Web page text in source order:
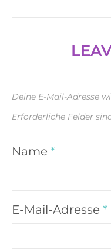
Deine E-Mail-Adresse
Erforderliche Felder
Name *
E-Mail-Adresse *